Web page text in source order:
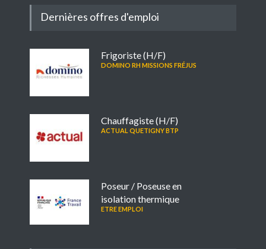
Dernières offres d'emploi
Frigoriste (H/F)
DOMINO RH MISSIONS FRÉJUS
Chauffagiste (H/F)
ACTUAL QUETIGNY BTP
Poseur / Poseuse en
isolation thermique
ETRE EMPLOI